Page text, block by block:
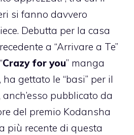
si fanno davvero
Debutta per la casa
a “Arrivare a Te”
Crazy for you” manga
gettato le “basi” per il
pubblicato da
del premio Kodansha
più recente di questa